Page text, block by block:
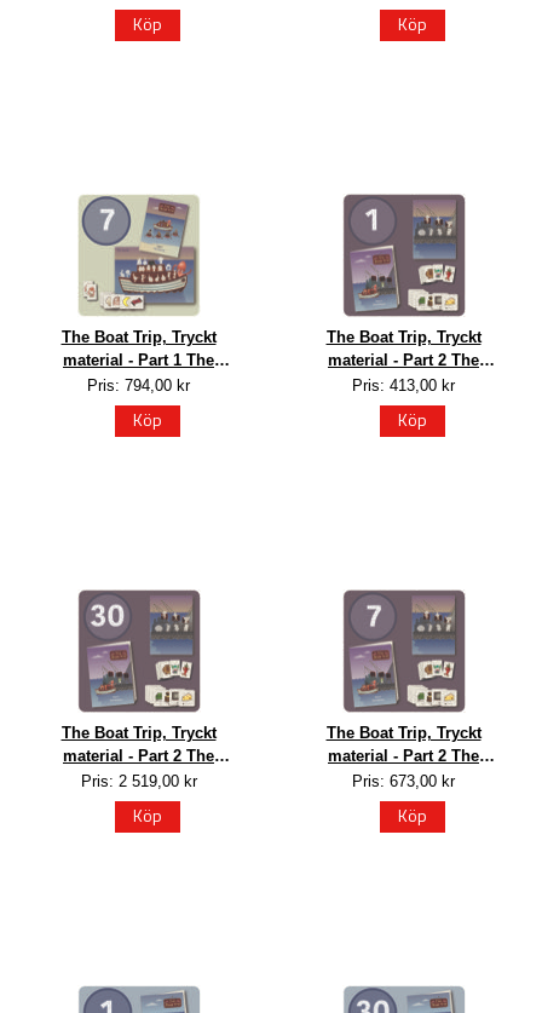
Köp Köp
The Boat Trip, Tryckt
material - Part 1 The
Journey, 7 elever
Pris: 794,00 kr
Köp
The Boat Trip, Tryckt
material - Part 2 The
Harbour, 1 elev
Pris: 413,00 kr
Köp
The Boat Trip, Tryckt
material - Part 2 The
Harbour, 30 elever
Pris: 2 519,00 kr
Köp
The Boat Trip, Tryckt
material - Part 2 The
Harbour, 7 elever
Pris: 673,00 kr
Köp